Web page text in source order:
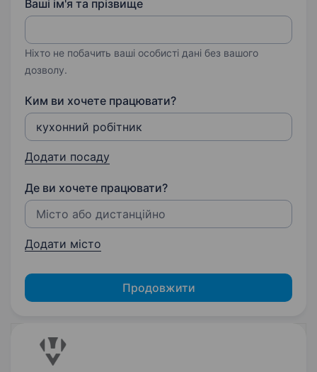
Ваші ім'я та прізвище
Ніхто не побачить ваші особисті дані без вашого
дозволу.
Ким ви хочете працювати?
Додати посаду
Де ви хочете працювати?
Додати місто
Продовжити